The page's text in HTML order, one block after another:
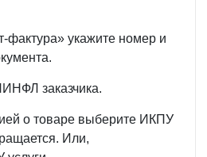
фактура» укажите номер и
заказчика.
о товаре выберите ИКПУ
Или,